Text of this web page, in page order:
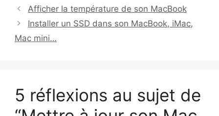
Afficher la température de son MacBook
Installer un SSD dans son MacBook, iMac,
Mac mini…
5 réflexions au sujet de